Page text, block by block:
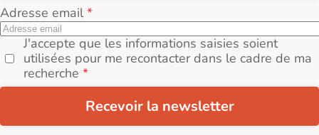
Adresse email
J'accepte que les informations saisies soient
utilisées pour me recontacter dans le cadre de ma
recherche
Recevoir la newsletter